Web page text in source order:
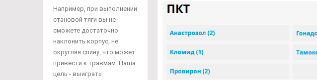
Например, при выполнении
становой тяги вы не
сможете достаточно
наклонить корпус, не
округляя спину, что может
привести к травмам. Наша
цель - выиграть